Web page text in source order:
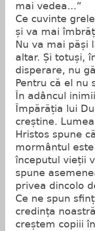
mai vedea...”
Ce cuvinte
și va mai
Nu va mai păși
altar. Și totuși,
disperare, nu
Pentru că el nu
În adâncul
Împărăția lui
creștine.
Hristos spune
mormântul
începutul vieții
spune
privea dincolo
Ce ne spun
credința
creștem copiii